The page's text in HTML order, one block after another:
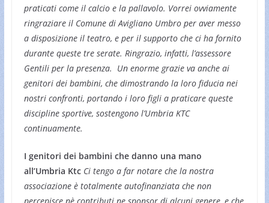
praticati come il calcio e la pallavolo. Vorrei ovviamente
ringraziare il Comune di Avigliano Umbro per aver messo
a disposizione il teatro, e per il supporto che ci ha fornito
durante queste tre serate. Ringrazio, infatti, l’assessore
Gentili per la presenza. Un enorme grazie va anche ai
genitori dei bambini, che dimostrando la loro fiducia nei
nostri confronti, portando i loro figli a praticare queste
discipline sportive, sostengono l’Umbria KTC
continuamente.
I genitori dei bambini che danno una mano
all’Umbria KtcCi tengo a far notare che la nostra
associazione è totalmente autofinanziata che non